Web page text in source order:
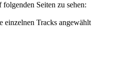
Seiten zu sehen:
einzelnen Tracks angewählt